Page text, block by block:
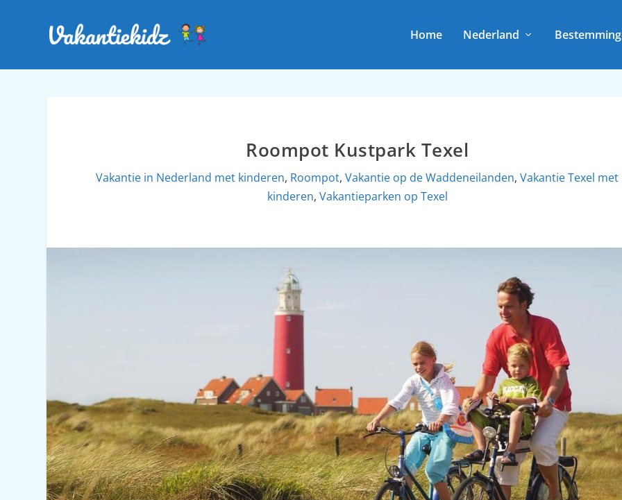
Home Nederland
Roompot Kustpark Texel
Vakantie in Nederland met kinderen, Roompot,Vakantie op de Waddeneilanden,Vakantie Texel met
kinderen, Vakantieparken op Texel